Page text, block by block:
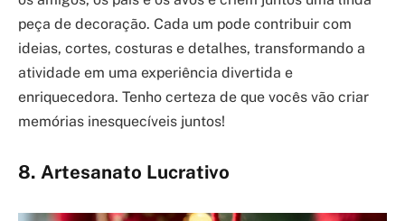
peça de decoração. Cada um pode contribuir com
ideias, cortes, costuras e detalhes, transformando a
atividade em uma experiência divertida e
enriquecedora. Tenho certeza de que vocês vão criar
memórias inesquecíveis juntos!
8. Artesanato Lucrativo